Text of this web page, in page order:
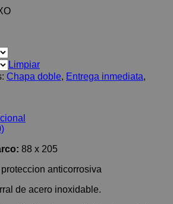
Limpiar
Chapa doble, Entrega inmediata,
88 x 205
anticorrosiva
de acero inoxidable.